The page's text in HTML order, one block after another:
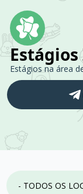
Estágios na área